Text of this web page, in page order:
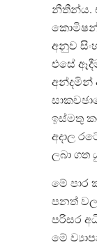
නීතීන්ය.
කොමිෂන්
අනුව
එසේ
අන්දමින්
ඉස්මතු
අදාල
ලබා ගත
මේ පාර
පනත්
පරිසර
මේ